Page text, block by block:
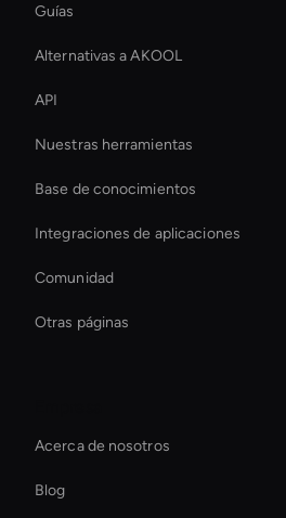
Guías
Alternativas a AKOOL
API
Nuestras herramientas
Base de conocimientos
Integraciones de aplicaciones
Comunidad
Otras páginas
Ai-Powered Digital Assistant
Generador de memes de vídeo con IA
Acerca de nosotros
Blog